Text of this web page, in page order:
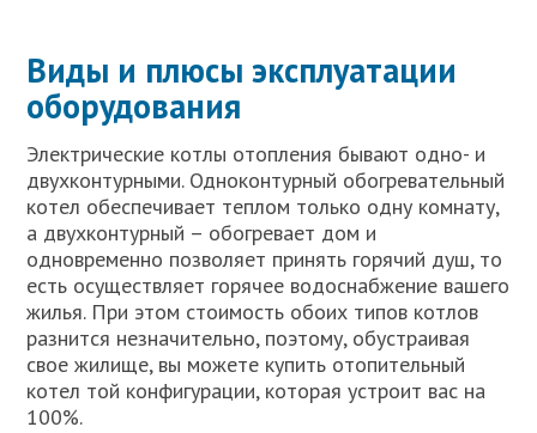
Виды и плюсы эксплуатации
оборудования
Электрические котлы отопления бывают одно- и
двухконтурными. Одноконтурный обогревательный
котел обеспечивает теплом только одну комнату,
а двухконтурный – обогревает дом и
одновременно позволяет принять горячий душ, то
есть осуществляет горячее водоснабжение вашего
жилья. При этом стоимость обоих типов котлов
разнится незначительно, поэтому, обустраивая
свое жилище, вы можете купить отопительный
котел той конфигурации, которая устроит вас на
100%.